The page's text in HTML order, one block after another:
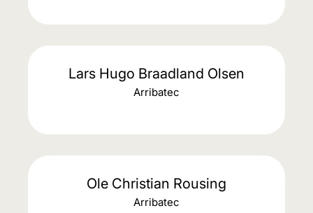
Lars Hugo Braadland Olsen
Arribatec
Ole Christian Rousing
Arribatec